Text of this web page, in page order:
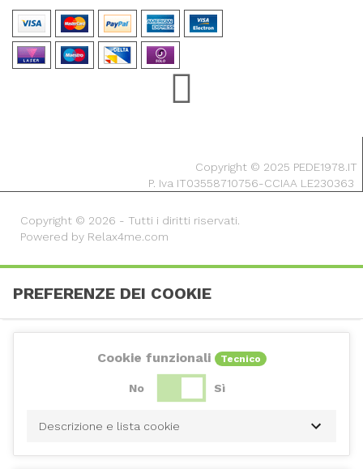
Copyright © 2025 PEDE1978.IT
P. Iva IT03558710756-CCIAA LE230363
Copyright © 2026 - Tutti i diritti riservati.
Powered by Relax4me.com
PREFERENZE DEI COOKIE
Cookie funzionali Tecnico
No Sì
Descrizione e lista cookie